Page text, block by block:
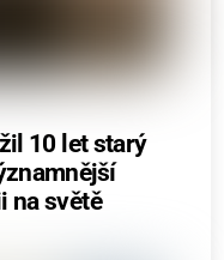
10 let starý
na světě